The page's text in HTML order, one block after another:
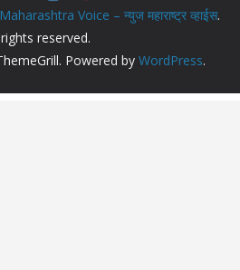
Voice – न्युज महाराष्ट्र व्हाईस.
reserved.
Powered by WordPress.